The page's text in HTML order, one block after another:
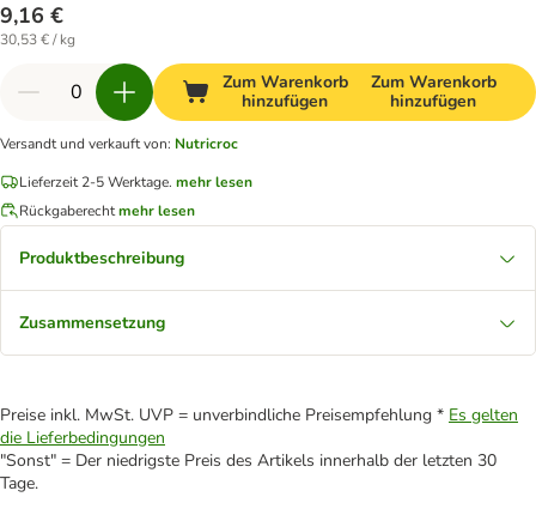
9,16 €
30,53 € / kg
Zum Warenkorb
hinzufügen
Zum Warenkorb
hinzufügen
Versandt und verkauft von: Nutricroc
Lieferzeit 2-5 Werktage. mehr lesen
Rückgaberechtmehr lesen
Produktbeschreibung
Zusammensetzung
Preise inkl. MwSt. UVP = unverbindliche Preisempfehlung * Es gelten
die Lieferbedingungen
"Sonst" = Der niedrigste Preis des Artikels innerhalb der letzten 30
Tage.